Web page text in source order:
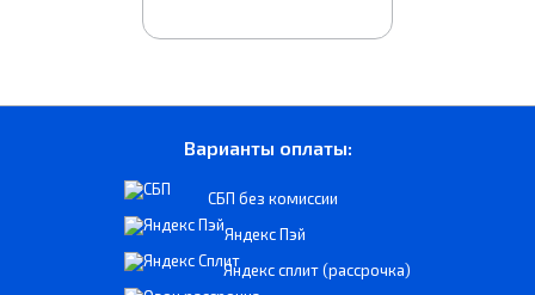
Варианты оплаты:
СБП без комиссии
Яндекс Пэй
Яндекс сплит (рассрочка)